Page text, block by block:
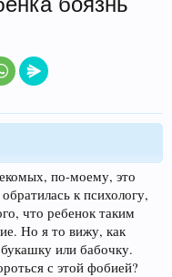
по-моему, это
к психологу,
что ребенок таким
Но я то вижу, как
или бабочку.
с этой фобией?